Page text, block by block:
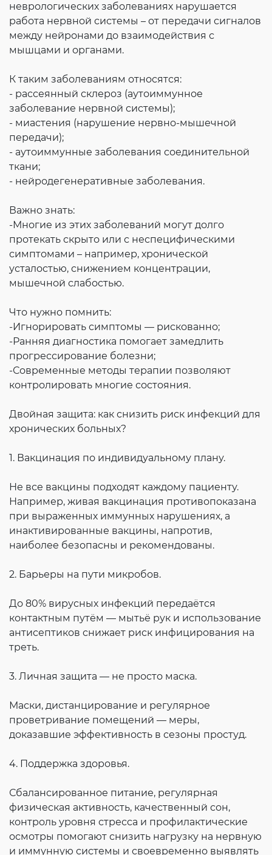
неврологических заболеваниях нарушается
работа нервной системы – от передачи сигналов
между нейронами до взаимодействия с
мышцами и органами.
К таким заболеваниям относятся:
- рассеянный склероз (аутоиммунное
заболевание нервной системы);
- миастения (нарушение нервно-мышечной
передачи);
- аутоиммунные заболевания соединительной
ткани;
- нейродегенеративные заболевания.
Важно знать:
-Многие из этих заболеваний могут долго
протекать скрыто или с неспецифическими
симптомами – например, хронической
усталостью, снижением концентрации,
мышечной слабостью.
Что нужно помнить:
-Игнорировать симптомы — рискованно;
-Ранняя диагностика помогает замедлить
прогрессирование болезни;
-Современные методы терапии позволяют
контролировать многие состояния.
Двойная защита: как снизить риск инфекций для
хронических больных?
1. Вакцинация по индивидуальному плану.
Не все вакцины подходят каждому пациенту.
Например, живая вакцинация противопоказана
при выраженных иммунных нарушениях, а
инактивированные вакцины, напротив,
наиболее безопасны и рекомендованы.
2. Барьеры на пути микробов.
До 80% вирусных инфекций передаётся
контактным путём — мытьё рук и использование
антисептиков снижает риск инфицирования на
треть.
3. Личная защита — не просто маска.
Маски, дистанцирование и регулярное
проветривание помещений — меры,
доказавшие эффективность в сезоны простуд.
4. Поддержка здоровья.
Сбалансированное питание, регулярная
физическая активность, качественный сон,
контроль уровня стресса и профилактические
осмотры помогают снизить нагрузку на нервную
и иммунную системы и своевременно выявлять